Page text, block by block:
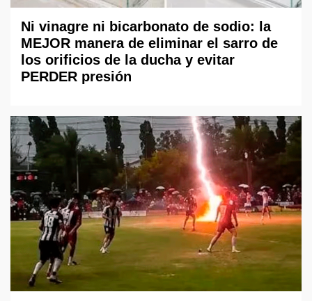
Ni vinagre ni bicarbonato de sodio: la
MEJOR manera de eliminar el sarro de
los orificios de la ducha y evitar
PERDER presión